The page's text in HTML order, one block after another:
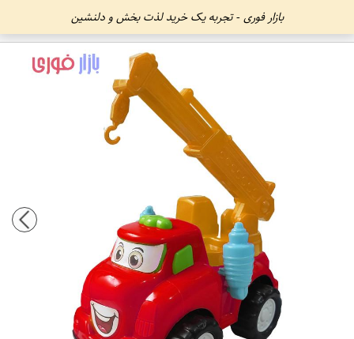
بازار فوری - تجربه یک خرید لذت بخش و دلنشین